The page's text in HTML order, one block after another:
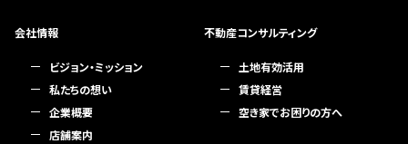
会社情報
ビジョン・ミッション
私たちの想い
企業概要
店舗案内
不動産コンサルティング
土地有効活用
賃貸経営
空き家でお困りの方へ